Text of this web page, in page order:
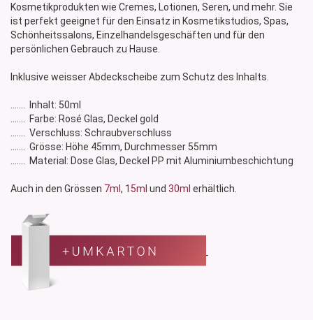
Kosmetikprodukten wie Cremes, Lotionen, Seren, und mehr. Sie
ist perfekt geeignet für den Einsatz in Kosmetikstudios, Spas,
Schönheitssalons, Einzelhandelsgeschäften und für den
persönlichen Gebrauch zu Hause.
Inklusive weisser Abdeckscheibe zum Schutz des Inhalts.
....... Inhalt: 50ml
....... Farbe: Rosé Glas, Deckel gold
....... Verschluss: Schraubverschluss
....... Grösse: Höhe 45mm, Durchmesser 55mm
....... Material: Dose Glas, Deckel PP mit Aluminiumbeschichtung
Auch in den Grössen 7ml , 15ml und 30ml erhältlich.